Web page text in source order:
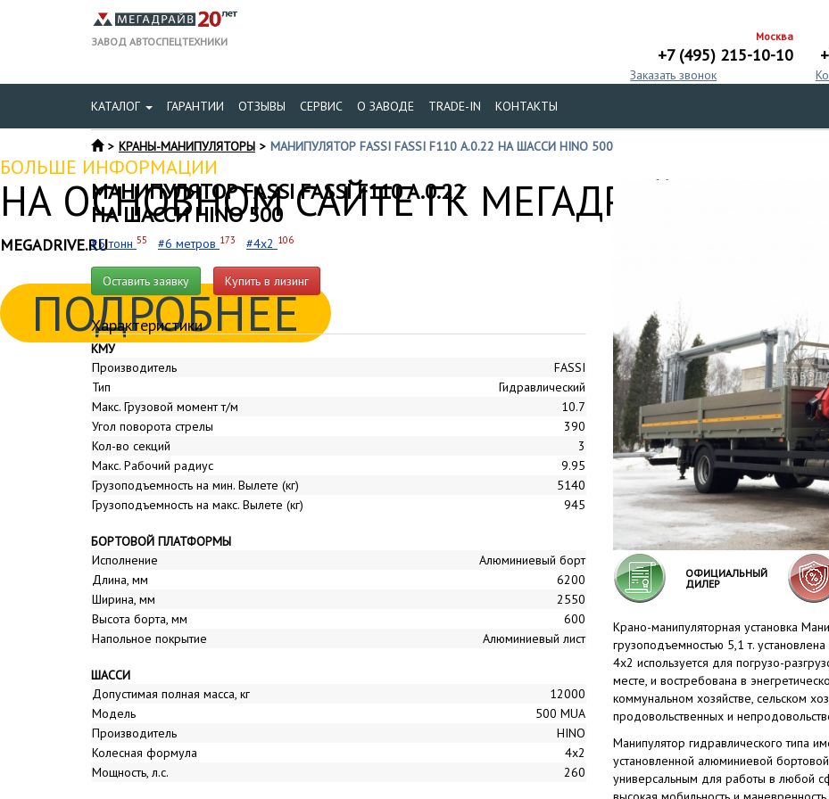
ЗАВОД АВТОСПЕЦТЕХНИКИ Москва
+7 (495) 215-10-10
Заказать звонок
КАТАЛОГ
ГАРАНТИИ ОТЗЫВЫ СЕРВИС О ЗАВОДЕ TRADE-IN КОНТАКТЫ
БОЛЬШЕ ИНФОРМАЦИИ
НА ОСНОВНОМ САЙТЕ ГК МЕГАДРАЙВ
MEGADRIVE.RU
ПОДРОБНЕЕ
КРАНЫ-МАНИПУЛЯТОРЫ МАНИПУЛЯТОР FASSI FASSI F110 A.0.22 НА ШАССИ HINO 500
МАНИПУЛЯТОР FASSI FASSI F110 A.0.22
НА ШАССИ HINO 500
#5 тонн 55 #6 метров 173 #4x2 106
Оставить заявку Купить в лизинг
Характеристики
КМУ
Производитель
FASSI
Тип
Гидравлический
Макс. Грузовой момент т/м
10.7
Угол поворота стрелы
390
Кол-во секций
3
Макс. Рабочий радиус
9.95
Грузоподъемность на мин. Вылете (кг)
5140
Грузоподъемность на макс. Вылете (кг)
945
БОРТОВОЙ ПЛАТФОРМЫ
Исполнение
Алюминиевый борт
Длина, мм
6200
Ширина, мм
2550
Высота борта, мм
600
Напольное покрытие
Алюминиевый лист
ШАССИ
Допустимая полная масса, кг
12000
Модель
500 MUA
Производитель
HINO
Колесная формула
4x2
Мощность, л.с.
260
ОФИЦИАЛЬНЫЙ
ДИЛЕР
Крано-манипуляторная установка
грузоподъемностью 5,1 т.
4x2 используется для погрузо-
месте, и востребована в
коммунальном хозяйстве, сельском
продовольственных и
Манипулятор гидравлического типа
установленной алюминиевой
универсальным для работы в любой